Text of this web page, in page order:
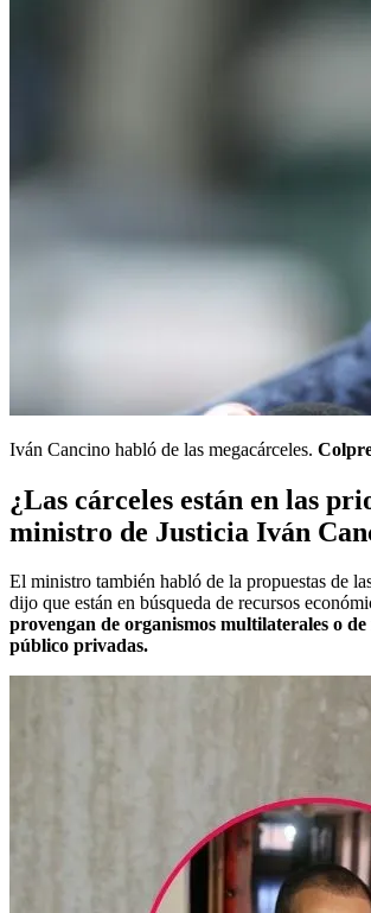
Iván Cancino habló de las megacárceles.
¿Las cárceles están en las
ministro de Justicia Iván
El ministro también habló de la propuestas de
dijo que están en búsqueda de recursos
provengan de organismos multilaterales o
público privadas.